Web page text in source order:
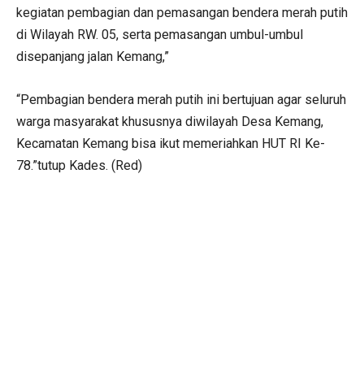
kegiatan pembagian dan pemasangan bendera merah putih
di Wilayah RW. 05, serta pemasangan umbul-umbul
disepanjang jalan Kemang,”
“Pembagian bendera merah putih ini bertujuan agar seluruh
warga masyarakat khususnya diwilayah Desa Kemang,
Kecamatan Kemang bisa ikut memeriahkan HUT RI Ke-
78.”tutup Kades. (Red)